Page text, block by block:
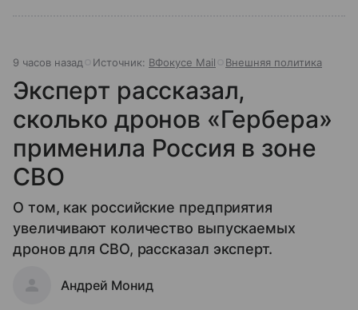
9 часов назад Источник: ВФокусе Mail Внешняя политика
Эксперт рассказал,
сколько дронов «Гербера»
применила Россия в зоне
СВО
О том, как российские предприятия
увеличивают количество выпускаемых
дронов для СВО, рассказал эксперт.
Андрей Монид